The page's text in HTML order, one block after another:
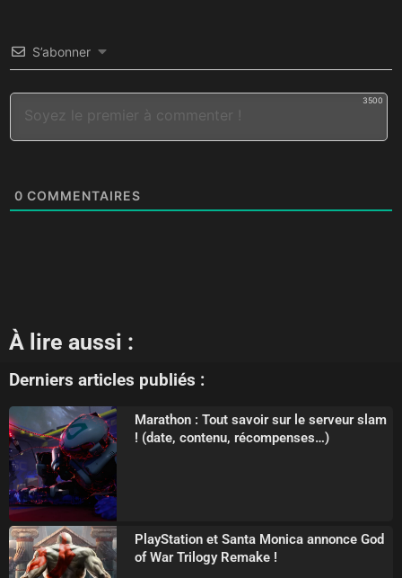
S’abonner
3500
0 COMMENTAIRES
À lire aussi :
Derniers articles publiés :
Marathon : Tout savoir sur le serveur slam
! (date, contenu, récompenses…)
PlayStation et Santa Monica annonce God
of War Trilogy Remake !